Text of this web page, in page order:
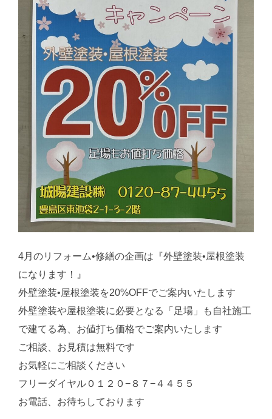
4月のリフォーム•修繕の企画は『外壁塗装•屋根塗装
になります！』
外壁塗装•屋根塗装を20%OFFでご案内いたします
外壁塗装や屋根塗装に必要となる「足場」も自社施工
で建てる為、お値打ち価格でご案内いたします
ご相談、お見積は無料です
お気軽にご相談ください
フリーダイヤル０１２０−８７−４４５５
お電話、お待ちしております